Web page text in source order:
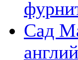
Сад